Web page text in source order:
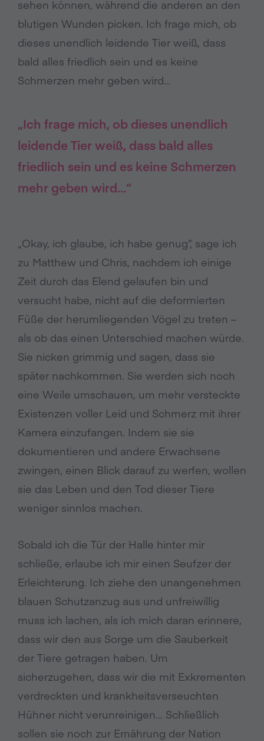
sehen können, während die anderen an den
blutigen Wunden picken. Ich frage mich, ob
dieses unendlich leidende Tier weiß, dass
bald alles friedlich sein und es keine
Schmerzen mehr geben wird…
„Ich frage mich, ob dieses unendlich
leidende Tier weiß, dass bald alles
friedlich sein und es keine Schmerzen
mehr geben wird…“
„Okay, ich glaube, ich habe genug“, sage ich
zu Matthew und Chris, nachdem ich einige
Zeit durch das Elend gelaufen bin und
versucht habe, nicht auf die deformierten
Füße der herumliegenden Vögel zu treten –
als ob das einen Unterschied machen würde.
Sie nicken grimmig und sagen, dass sie
später nachkommen. Sie werden sich noch
eine Weile umschauen, um mehr versteckte
Existenzen voller Leid und Schmerz mit ihrer
Kamera einzufangen. Indem sie sie
dokumentieren und andere Erwachsene
zwingen, einen Blick darauf zu werfen, wollen
sie das Leben und den Tod dieser Tiere
weniger sinnlos machen.
Sobald ich die Tür der Halle hinter mir
schließe, erlaube ich mir einen Seufzer der
Erleichterung. Ich ziehe den unangenehmen
blauen Schutzanzug aus und unfreiwillig
muss ich lachen, als ich mich daran erinnere,
dass wir den aus Sorge um die Sauberkeit
der Tiere getragen haben. Um
sicherzugehen, dass wir die mit Exkrementen
verdreckten und krankheitsverseuchten
Hühner nicht verunreinigen… Schließlich
sollen sie noch zur Ernährung der Nation